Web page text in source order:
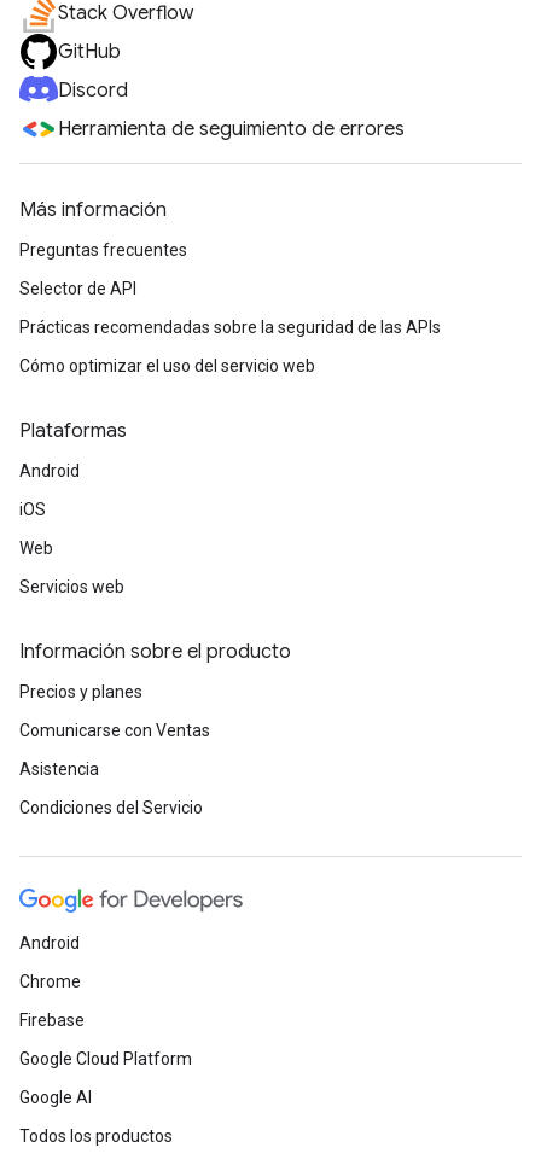
Stack Overflow
GitHub
Discord
Herramienta de seguimiento de errores
Más información
Preguntas frecuentes
Selector de API
Prácticas recomendadas sobre la seguridad de las APIs
Cómo optimizar el uso del servicio web
Plataformas
Android
iOS
Web
Servicios web
Información sobre el producto
Precios y planes
Comunicarse con Ventas
Asistencia
Condiciones del Servicio
Android
Chrome
Firebase
Google Cloud Platform
Google AI
Todos los productos